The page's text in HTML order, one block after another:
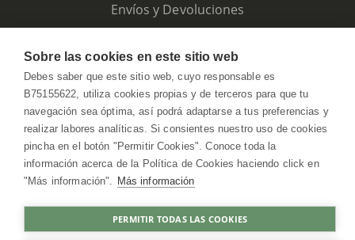
Envíos y Devoluciones
HerbolarioWeb © 2026. All Rights Reserved
Sobre las cookies en este sitio web
Debes saber que este sitio web, cuyo responsable es
B75155622, utiliza cookies propias y de terceros para que tu
navegación sea óptima, así podrá adaptarse a tus preferencias y
realizar labores analíticas. Si consientes nuestro uso de cookies
pincha en el botón "Permitir Cookies". Conoce toda la
información acerca de la Política de Cookies haciendo click en
"Más información". Más información
PERMITIR TODAS LAS COOKIES